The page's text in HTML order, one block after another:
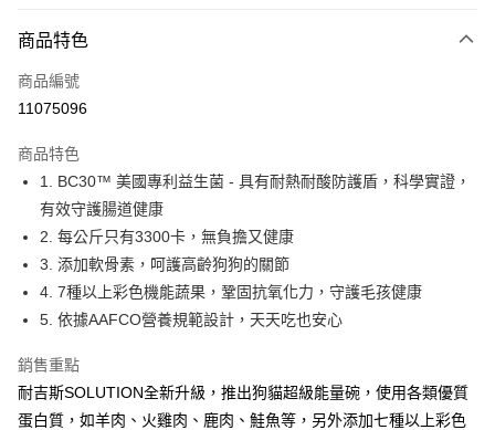
信用卡一次付款
信用卡分期付款
合作金庫商業銀行
華南商業銀行
彰化商業銀行
上海商業儲蓄銀行
國泰世華商業銀行
兆豐國際商業銀行
臺灣中小企業銀行
台中商業銀行
匯豐（台灣）商業銀行
華泰商業銀行
聯邦商業銀行
遠東國際商業銀行
元大商業銀行
永豐商業銀行
台新國際商業銀行
台灣樂天信用卡公司
LINE Pay
Apple Pay
街口支付
Google Pay
全盈+PAY
商品特色
商品編號
11075096
商品特色
1. BC30™ 美國專利益生菌 - 具有耐熱耐酸防護盾，科學實證，
有效守護腸道健康
2. 每公斤只有3300卡，無負擔又健康
3. 添加軟骨素，呵護高齡狗狗的關節
4. 7種以上彩色機能蔬果，鞏固抗氧化力，守護毛孩健康
5. 依據AAFCO營養規範設計，天天吃也安心
銷售重點
耐吉斯SOLUTION全新升級，推出狗貓超級能量碗，使用各類優質
蛋白質，如羊肉、火雞肉、鹿肉、鮭魚等，另外添加七種以上彩色